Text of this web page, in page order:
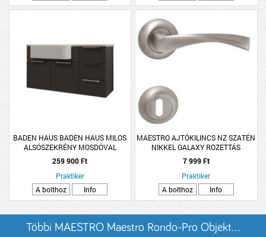
BADEN HAUS BADEN HAUS MILOS
ALSÓSZEKRÉNY MOSDÓVAL
100X53X42CM
GRAFITSZÜRKE,FÜGGESZTETT, 2
AJTÓ, 3 FIÓK
259 900 Ft
Praktiker
A bolthoz
Info
MAESTRO AJTÓKILINCS NZ SZATÉN
NIKKEL GALAXY ROZETTÁS
7 999 Ft
Praktiker
A bolthoz
Info
Többi MAESTRO Maestro Rondo-Pro Objekt...